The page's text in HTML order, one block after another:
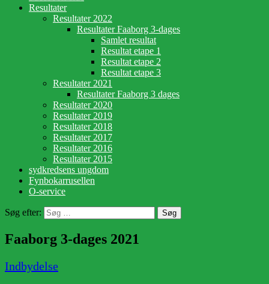
Resultater
Resultater 2022
Resultater Faaborg 3-dages
Samlet resultat
Resultat etape 1
Resultat etape 2
Resultat etape 3
Resultater 2021
Resultater Faaborg 3 dages
Resultater 2020
Resultater 2019
Resultater 2018
Resultater 2017
Resultater 2016
Resultater 2015
sydkredsens ungdom
Fynbokarrusellen
O-service
Søg efter:
Faaborg 3-dages 2021
Indbydelse